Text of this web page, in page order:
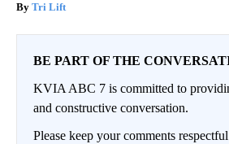
Tri Lift
BE PART OF THE
KVIA ABC 7 is committed to
and constructive conversation.
Please keep your comments